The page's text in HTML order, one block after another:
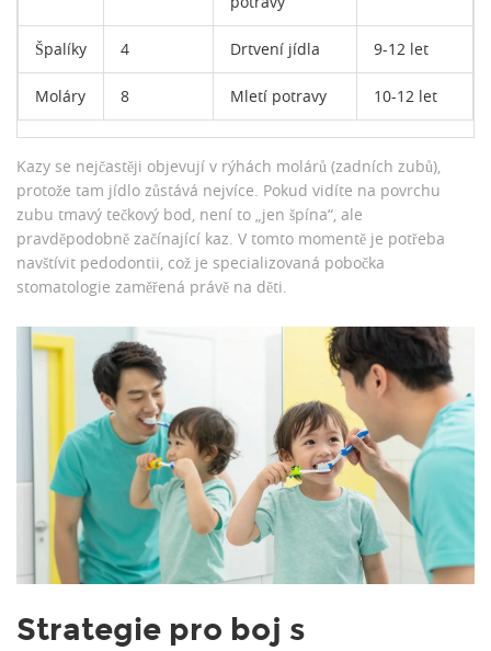
Špalíky 4 Drtvení jídla 9-12 let
Moláry 8 Mletí potravy 10-12 let
Kazy se nejčastěji objevují v rýhách molárů (zadních zubů),
protože tam jídlo zůstává nejvíce. Pokud vidíte na povrchu
zubu tmavý tečkový bod, není to „jen špína“, ale
pravděpodobně začínající kaz. V tomto momentě je potřeba
navštívit pedodontii, což je specializovaná pobočka
stomatologie zaměřená právě na děti.
Strategie pro boj s